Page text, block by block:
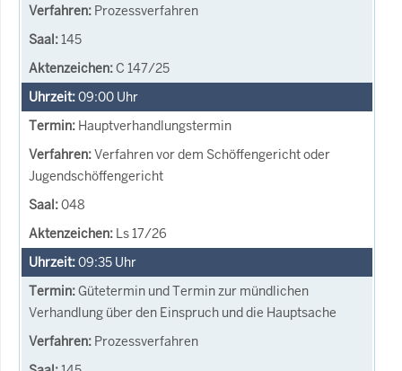
Prozessverfahren
145
C 147/25
09:00 Uhr
Hauptverhandlungstermin
Verfahren vor dem Schöffengericht oder
Jugendschöffengericht
048
Ls 17/26
09:35 Uhr
Gütetermin und Termin zur mündlichen
Verhandlung über den Einspruch und die Hauptsache
Prozessverfahren